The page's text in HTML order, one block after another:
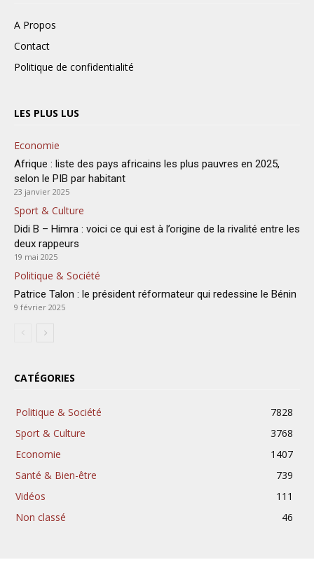
A Propos
Contact
Politique de confidentialité
LES PLUS LUS
Economie
Afrique : liste des pays africains les plus pauvres en 2025,
selon le PIB par habitant
23 janvier 2025
Sport & Culture
Didi B – Himra : voici ce qui est à l’origine de la rivalité entre les
deux rappeurs
19 mai 2025
Politique & Société
Patrice Talon : le président réformateur qui redessine le Bénin
9 février 2025
CATÉGORIES
Politique & Société
7828
Sport & Culture
3768
Economie
1407
Santé & Bien-être
739
Vidéos
111
Non classé
46